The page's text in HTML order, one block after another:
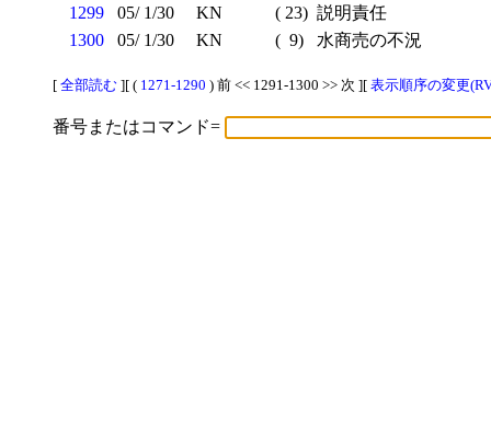
1299
05/ 1/30 KN ( 23) 説明責任
1300
05/ 1/30 KN ( 9) 水商売の不況
[ 全部読む ][ ( 1271-1290 ) 前 << 1291-1300 >> 次 ][ 表示順序の変更
番号またはコマンド=